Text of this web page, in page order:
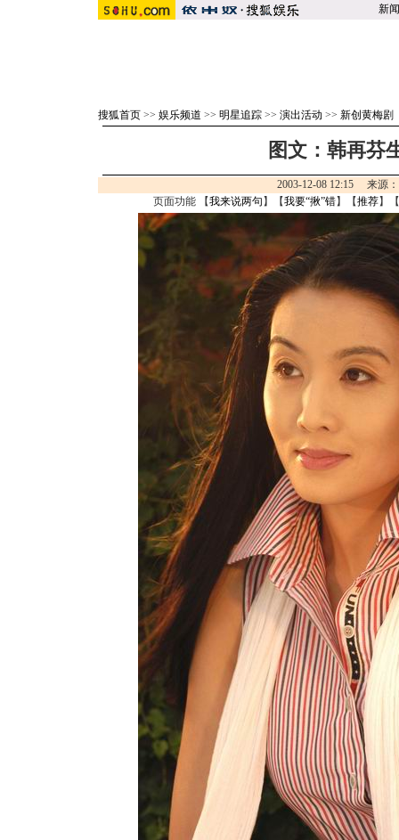
新闻
搜狐首页 >> 娱乐频道 >> 明星追踪 >> 演出活动 >> 新创黄梅剧
图文：韩再芬
2003-12-08 12:15 来源
页面功能 【我来说两句 】【我要“揪”错】【推荐】